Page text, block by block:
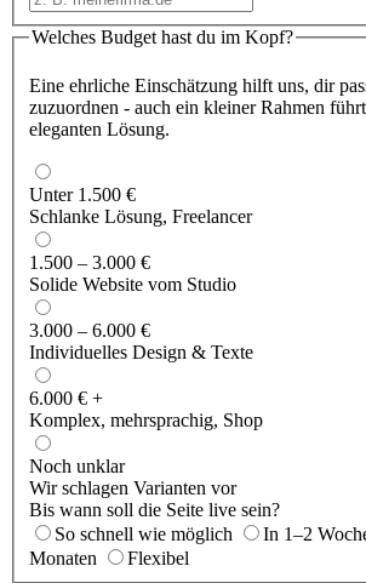
Welches Budget hast du im Kopf?
Eine ehrliche Einschätzung hilft uns, dir
zuzuordnen - auch ein kleiner Rahmen
eleganten Lösung.
Unter 1.500 €
Schlanke Lösung, Freelancer
1.500 – 3.000 €
Solide Website vom Studio
3.000 – 6.000 €
Individuelles Design & Texte
6.000 € +
Komplex, mehrsprachig, Shop
Noch unklar
Wir schlagen Varianten vor
Bis wann soll die Seite live sein?
So schnell wie möglich
In 1–2
Monaten
Flexibel